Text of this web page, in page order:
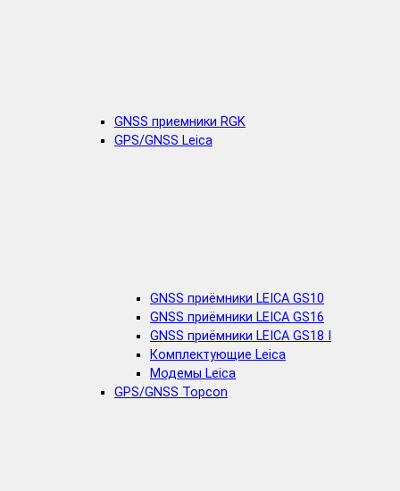
GNSS приемники RGK
GPS/GNSS Leica
GNSS приёмники LEICA GS10
GNSS приёмники LEICA GS16
GNSS приёмники LEICA GS18 I
Комплектующие Leica
Модемы Leica
GPS/GNSS Topcon